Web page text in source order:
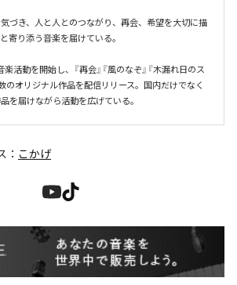
づき、人と人とのつながり、再会、希望を大切に描
寄り添う音楽を届けている。
活動を開始し、『再会』『風のなぞ』『木漏れ日のス
のオリジナル作品を配信リリース。国内だけでなく
を届けながら活動を広げている。
： こかげ